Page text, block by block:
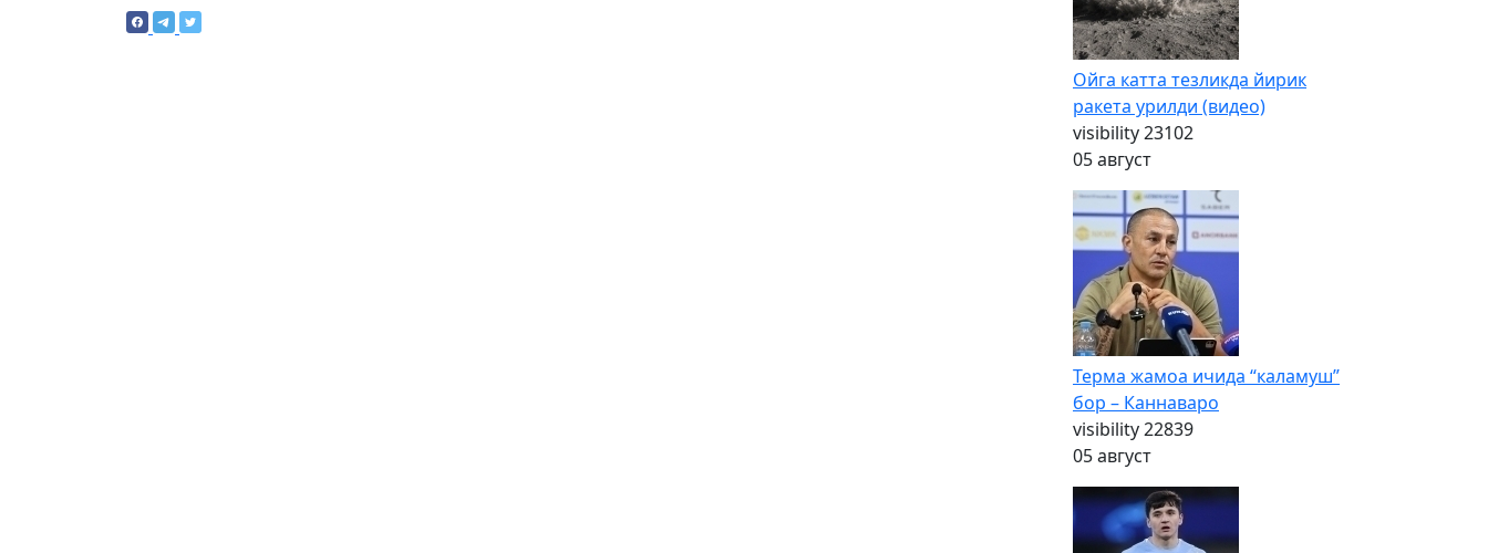
Ойга катта тезликда йирик
ракета урилди (видео)
visibility23102
05 август
Терма жамоа ичида “каламуш”
бор – Каннаваро
visibility22839
05 август